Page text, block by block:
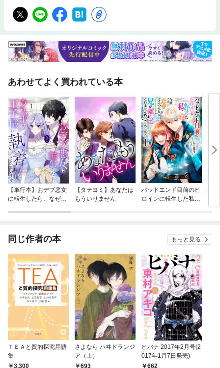
あわせてよく買われている本
【単行本】おデブ悪女
に転生したら、なぜか
【タテヨミ】あなたは
もういりません
バッドエンド目前のヒ
ロインに転生した私、
結
同じ作者の本 もっと見る
ＴＥＡと質的探究用語
集
3,300
さよなら ハヰドランジ
ア（上）
693
ヒバナ 2017年2月号(2
017年1月7日発売)
662